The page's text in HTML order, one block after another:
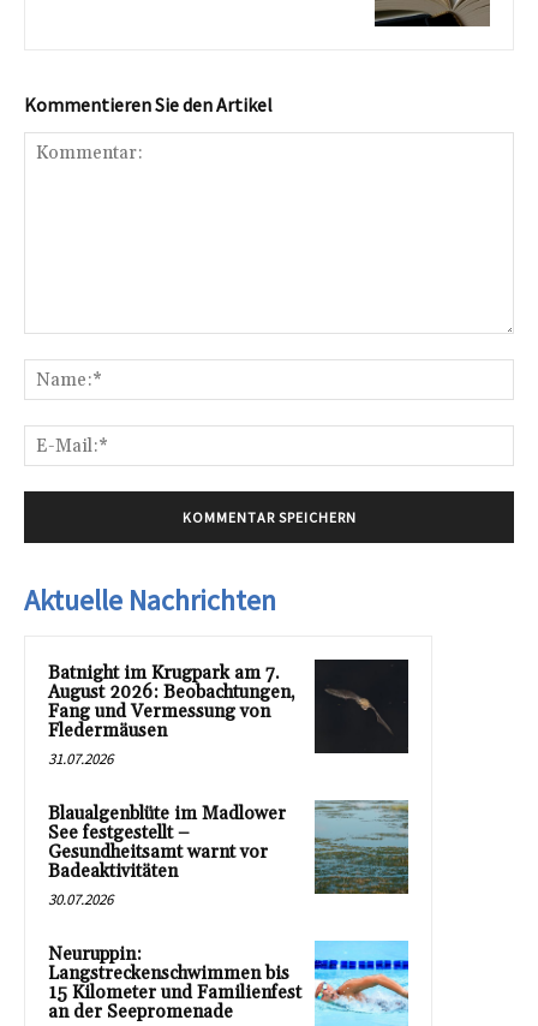
Kommentieren Sie den Artikel
Aktuelle Nachrichten
Batnight im Krugpark am 7.
August 2026: Beobachtungen,
Fang und Vermessung von
Fledermäusen
31.07.2026
Blaualgenblüte im Madlower
See festgestellt –
Gesundheitsamt warnt vor
Badeaktivitäten
30.07.2026
Neuruppin:
Langstreckenschwimmen bis
15 Kilometer und Familienfest
an der Seepromenade